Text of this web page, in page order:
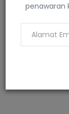
penawaran